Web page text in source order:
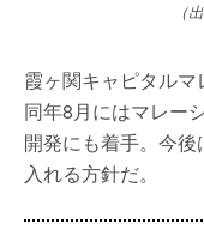
（
霞ヶ関キャピタルマ
同年8月にはマレー
開発にも着手。今
入れる方針だ。